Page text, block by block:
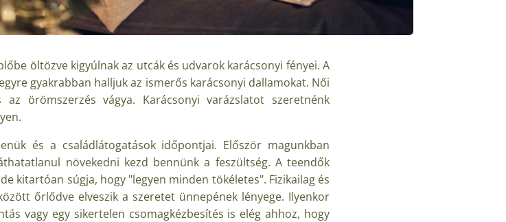
öltözve kigyúlnak az utcák és udvarok karácsonyi fényei. A
gyakrabban halljuk az ismerős karácsonyi dallamokat. Női
örömszerzés vágya. Karácsonyi varázslatot szeretnénk
és a családlátogatások időpontjai. Először magunkban
növekedni kezd bennünk a feszültség. A teendők
kitartóan súgja, hogy "legyen minden tökéletes". Fizikailag és
őrlődve elveszik a szeretet ünnepének lényege. Ilyenkor
vagy egy sikertelen csomagkézbesítés is elég ahhoz, hogy